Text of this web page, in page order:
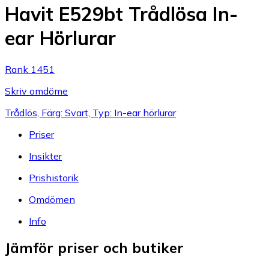
Havit E529bt Trådlösa In-
ear Hörlurar
Rank 1451
Skriv omdöme
Trådlös, Färg: Svart, Typ: In-ear hörlurar
Priser
Insikter
Prishistorik
Omdömen
Info
Jämför priser och butiker